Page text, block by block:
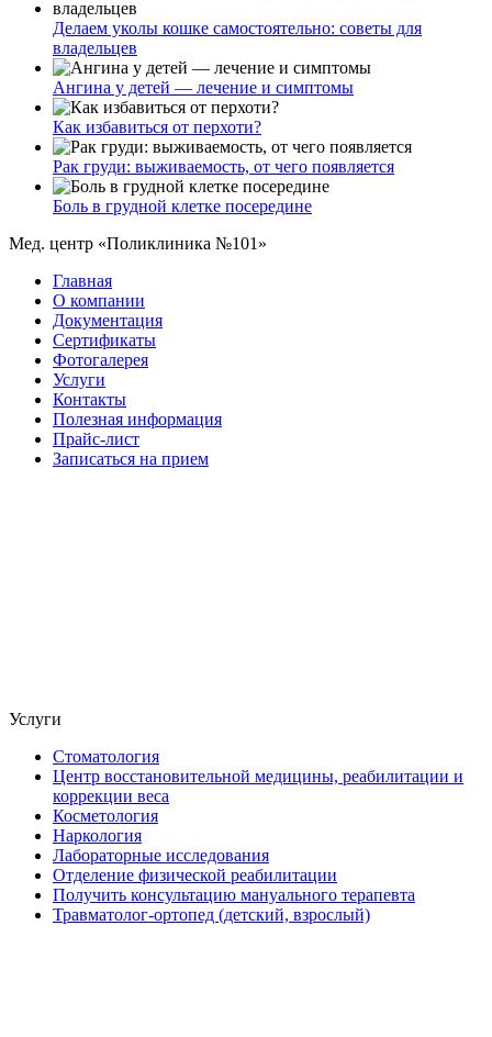
Делаем уколы кошке самостоятельно: советы для
владельцев
Ангина у детей — лечение и симптомы
Как избавиться от перхоти?
Рак груди: выживаемость, от чего появляется
Боль в грудной клетке посередине
Мед. центр «Поликлиника №101»
Главная
О компании
Документация
Сертификаты
Фотогалерея
Услуги
Контакты
Полезная информация
Прайс-лист
Записаться на прием
Услуги
Стоматология
Центр восстановительной медицины, реабилитации и
коррекции веса
Косметология
Наркология
Лабораторные исследования
Отделение физической реабилитации
Получить консультацию мануального терапевта
Травматолог-ортопед (детский, взрослый)